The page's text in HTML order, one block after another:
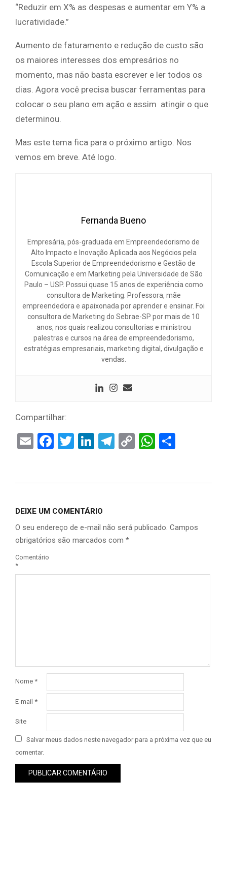
“Reduzir em X% as despesas e aumentar em Y% a
lucratividade.”
Aumento de faturamento e redução de custo são
os maiores interesses dos empresários no
momento, mas não basta escrever e ler todos os
dias. Agora você precisa buscar ferramentas para
colocar o seu plano em ação e assim atingir o que
determinou.
Mas este tema fica para o próximo artigo. Nos
vemos em breve. Até logo.
Fernanda Bueno
Empresária, pós-graduada em Empreendedorismo de
Alto Impacto e Inovação Aplicada aos Negócios pela
Escola Superior de Empreendedorismo e Gestão de
Comunicação e em Marketing pela Universidade de São
Paulo – USP. Possui quase 15 anos de experiência como
consultora de Marketing. Professora, mãe
empreendedora e apaixonada por aprender e ensinar. Foi
consultora de Marketing do Sebrae-SP por mais de 10
anos, nos quais realizou consultorias e ministrou
palestras e cursos na área de empreendedorismo,
estratégias empresariais, marketing digital, divulgação e
vendas.
Compartilhar:
EmailFacebook
Twitter
LinkedIn
Telegram
Copy
DEIXE UM COMENTÁRIO
O seu endereço de e-mail não será publicado. Campos
obrigatórios são marcados com *
Comentário
*
Nome *
E-mail *
Site
Salvar meus dados neste navegador para a próxima vez que eu
comentar.